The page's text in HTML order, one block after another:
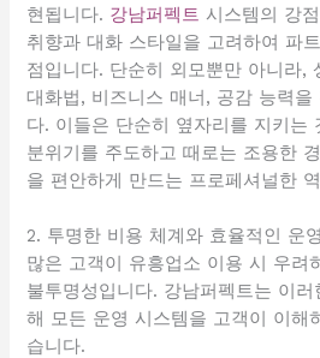
현됩니다. 강남퍼펙트 시스템의 강
취향과 대화 스타일을 고려하여 파
점입니다. 단순히 외모뿐만 아니라,
대화법, 비즈니스 매너, 공감 능력을
다. 이들은 단순히 옆자리를 지키는
분위기를 주도하고 때로는 조용한
을 편안하게 만드는 프로페셔널한
2. 투명한 비용 체계와 효율적인 운영
많은 고객이 유흥업소 이용 시 우려
불투명성입니다. 강남퍼펙트는 이
해 모든 운영 시스템을 고객이 이해
습니다.